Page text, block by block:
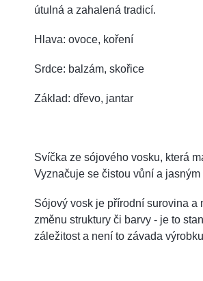
útulná a zahalená tradicí.
Hlava: ovoce, koření
Srdce: balzám, skořice
Základ: dřevo, jantar
Svíčka ze sójového vosku, která
Vyznačuje se čistou vůní a jasným
Sójový vosk je přírodní surovina a
změnu struktury či barvy - je to
záležitost a není to závada